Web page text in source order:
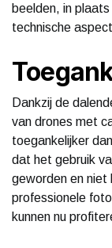
beelden, in
technische
Dankzij de
van drones met
toegankelijker
dat het gebruik
geworden en niet
professionele
kunnen nu